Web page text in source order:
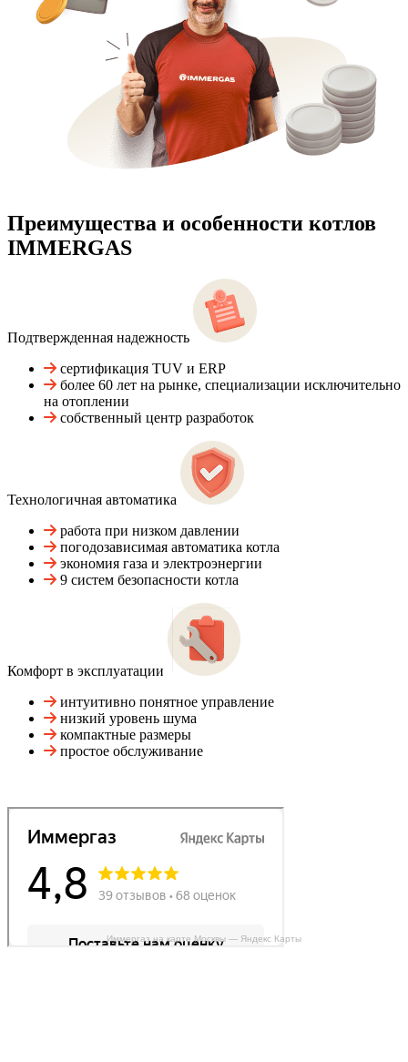
Преимущества и особенности котлов
IMMERGAS
Подтвержденная надежность
сертификация TUV и ERP
более 60 лет на рынке, специализации исключительно
на отоплении
собственный центр разработок
Технологичная автоматика
работа при низком давлении
погодозависимая автоматика котла
экономия газа и электроэнергии
9 систем безопасности котла
Комфорт в эксплуатации
интуитивно понятное управление
низкий уровень шума
компактные размеры
простое обслуживание
Иммергаз на карте Москвы — Яндекс Карты